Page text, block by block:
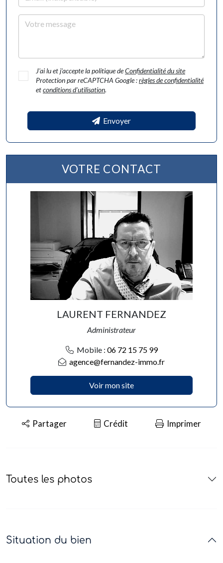
Votre message
J'ai lu et j'accepte la politique deConfidentialité du site
Protection par reCAPTCHA Google :règles de confidentialité
etconditions d'utilisation.
Envoyer
VOTRE CONTACT
LAURENT FERNANDEZ
Administrateur
Mobile : 06 72 15 75 99
agence@fernandez-immo.fr
Voir mon site
Partager Crédit Imprimer
Toutes les photos
Situation du bien